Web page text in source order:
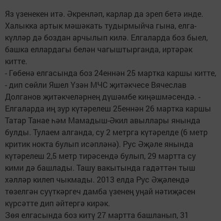
Яз үзенекен итә. Әкренләп, карлар да эреп бетә инде.
Халыкка артык мәшәкать тудырмыйча гына, елга-
күлләр дә боздан арчылып килә. Елгаларда боз быел,
башка еллардагы белән чагыштырганда, иртәрәк
китте.
- Гөбенә елгасында боз 24еннән 25 мартка каршы китте,
- дип сөйли Яшел Үзән МЧС җитәкчесе Вячеслав
Долганов җитәкчеләрнең дүшәмбе киңәшмәсендә. -
Елгаларда иң зур күтәрелеш 25еннән 26 мартка каршы
Татар Танае һәм Мамадыш-Әкил авыллары янында
булды. Тулаем алганда, су 2 метрга күтәрелде (6 метр
критик нокта булып исәпләнә). Рус Әҗәле янында
күтәрелеш 2,5 метр тирәсендә булып, 29 мартта су
кими дә башлады. Ташу вакытында гадәттән тыш
хәлләр килеп чыкмады. 2013 елда Рус Әҗәлендә
төзелгән суүткәргеч дамба үзенең уңай нәтиҗәсен
күрсәтте дип әйтергә кирәк.
Зөя елгасында боз китү 27 мартта башланып, 31